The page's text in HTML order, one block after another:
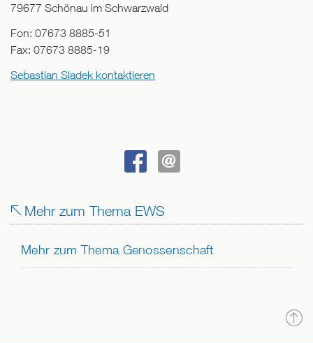
79677 Schönau im Schwarzwald
Fon: 07673 8885-51
Fax: 07673 8885-19
Sebastian Sladek kontaktieren
TEILEN
Mehr zum Thema EWS
Mehr zum Thema Genossenschaft